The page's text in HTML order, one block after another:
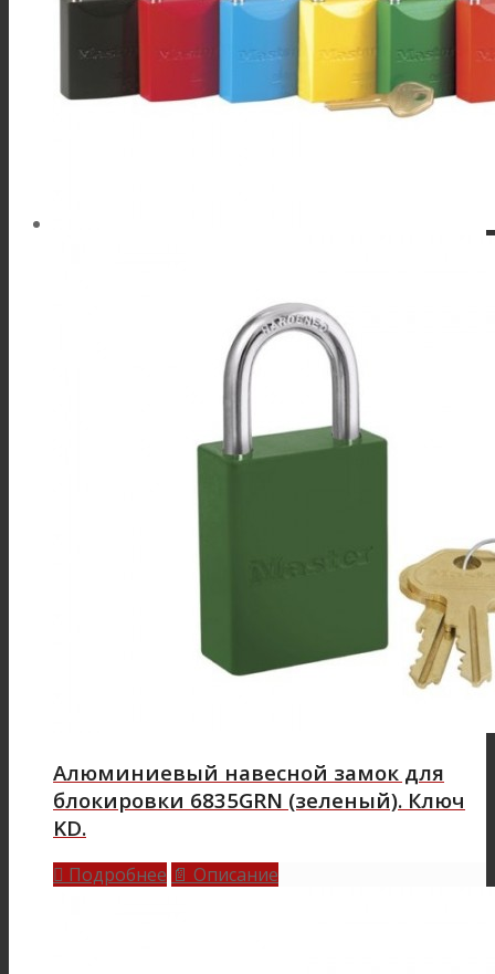
Алюминиевый навесной замок для
блокировки 6835GRN (зеленый). Ключ
KD.
 Подробнее 📄 Описание